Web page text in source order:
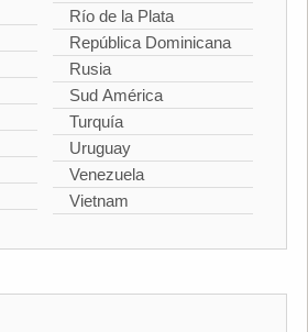
Río de la Plata
República Dominicana
Rusia
Sud América
Turquía
Uruguay
Venezuela
Vietnam